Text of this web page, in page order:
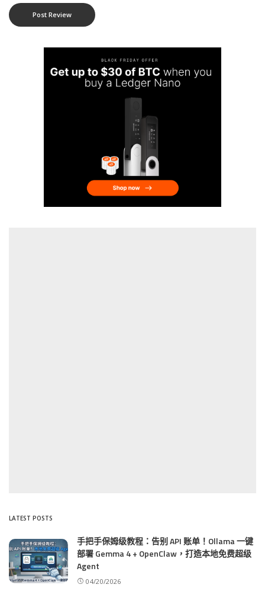
LATEST POSTS
手把手保姆级教程：告别 API 账单！Ollama 一键
部署 Gemma 4 + OpenClaw，打造本地免费超级
Agent
04/20/2026